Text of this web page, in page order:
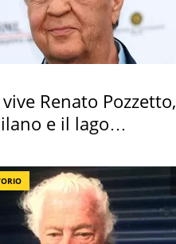
Renato Pozzetto,
e il lago